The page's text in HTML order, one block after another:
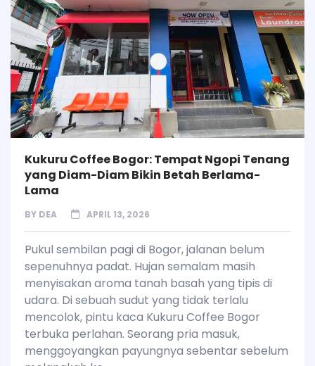
Kukuru Coffee Bogor: Tempat Ngopi Tenang
yang Diam-Diam Bikin Betah Berlama-
Lama
BY DEA APRIL 13, 2026
Pukul sembilan pagi di Bogor, jalanan belum
sepenuhnya padat. Hujan semalam masih
menyisakan aroma tanah basah yang tipis di
udara. Di sebuah sudut yang tidak terlalu
mencolok, pintu kaca Kukuru Coffee Bogor
terbuka perlahan. Seorang pria masuk,
menggoyangkan payungnya sebentar sebelum